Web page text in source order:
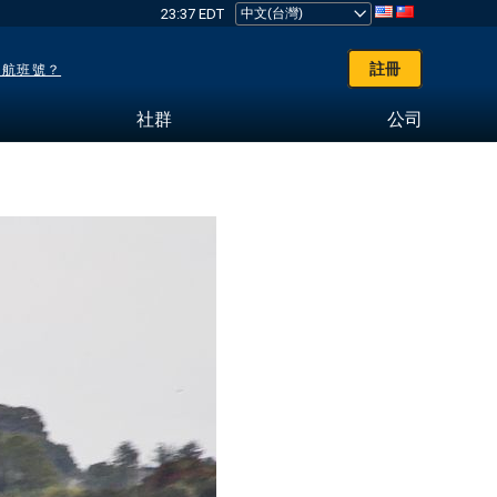
23:37 EDT
班號？ 註冊
社群 公司